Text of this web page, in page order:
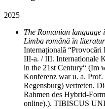
2025
The Romanian
Limba română în
Internațională
III-a. / III. Internationale
in the 21st Century“ (Im
Konferenz war u. a.
Regensburg) vertreten.
Rahmen des Hybrid-
online).). TIBISCUS